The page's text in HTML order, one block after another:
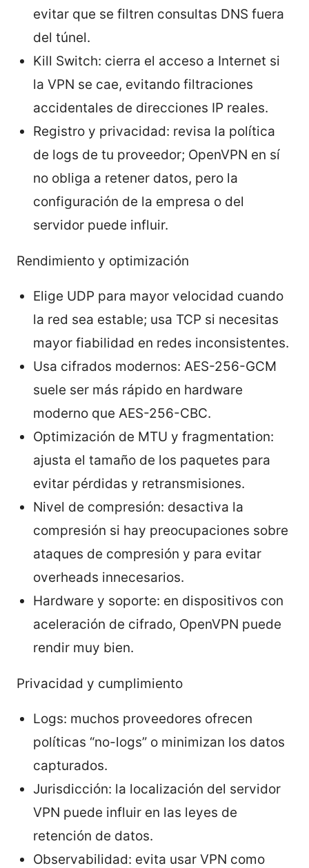
evitar que se filtren consultas DNS fuera
del túnel.
Kill Switch: cierra el acceso a Internet si
la VPN se cae, evitando filtraciones
accidentales de direcciones IP reales.
Registro y privacidad: revisa la política
de logs de tu proveedor; OpenVPN en sí
no obliga a retener datos, pero la
configuración de la empresa o del
servidor puede influir.
Rendimiento y optimización
Elige UDP para mayor velocidad cuando
la red sea estable; usa TCP si necesitas
mayor fiabilidad en redes inconsistentes.
Usa cifrados modernos: AES-256-GCM
suele ser más rápido en hardware
moderno que AES-256-CBC.
Optimización de MTU y fragmentation:
ajusta el tamaño de los paquetes para
evitar pérdidas y retransmisiones.
Nivel de compresión: desactiva la
compresión si hay preocupaciones sobre
ataques de compresión y para evitar
overheads innecesarios.
Hardware y soporte: en dispositivos con
aceleración de cifrado, OpenVPN puede
rendir muy bien.
Privacidad y cumplimiento
Logs: muchos proveedores ofrecen
políticas “no-logs” o minimizan los datos
capturados.
Jurisdicción: la localización del servidor
VPN puede influir en las leyes de
retención de datos.
Observabilidad: evita usar VPN como